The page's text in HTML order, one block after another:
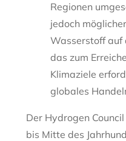
Regionen
jedoch
Wasserstoff auf
das zum
Klimaziele
globales
Der Hydrogen
bis Mitte des